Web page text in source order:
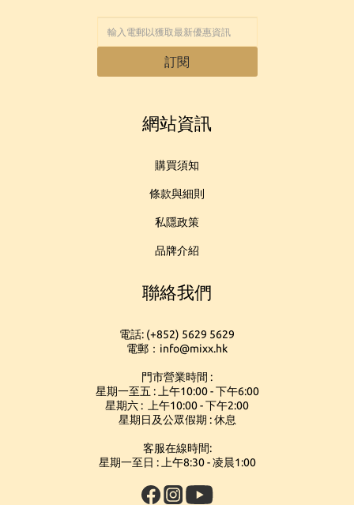
訂閱
網站資訊
購買須知
條款與細則
私隱政策
品牌介紹
聯絡我們
電話: (+852) 5629 5629
電郵：info@mixx.hk
門市營業時間 :
星期一至五 : 上午10:00 - 下午6:00
星期六 : 上午10:00 - 下午2:00
星期日及公眾假期 : 休息
客服在線時間:
星期一至日 : 上午8:30 - 凌晨1:00